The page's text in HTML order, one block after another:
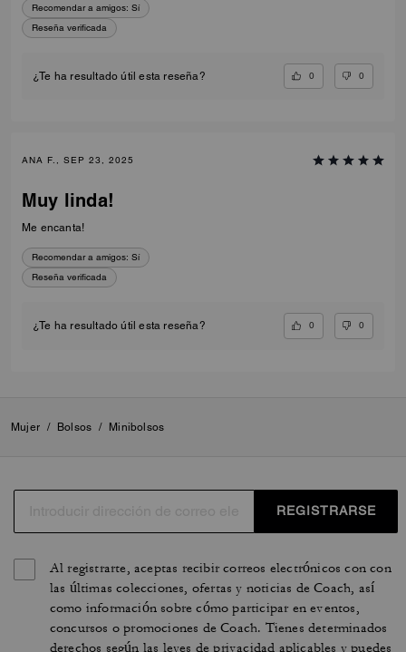
Recomendar a amigos: Sí
Reseña verificada
¿Te ha resultado útil esta reseña? 0 0
ANA F., SEP 23, 2025
Muy linda!
Me encanta!
Recomendar a amigos: Sí
Reseña verificada
¿Te ha resultado útil esta reseña? 0 0
Mujer / Bolsos / Minibolsos
REGISTRARSE
Al registrarte, aceptas recibir correos electrónicos con con
las últimas colecciones, ofertas y noticias de Coach, así
como información sobre cómo participar en eventos,
concursos o promociones de Coach. Tienes determinados
derechos según las leyes de privacidad aplicables y puedes